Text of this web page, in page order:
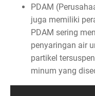
PDAM
juga memiliki
PDAM sering
penyaringan air
partikel
minum yang